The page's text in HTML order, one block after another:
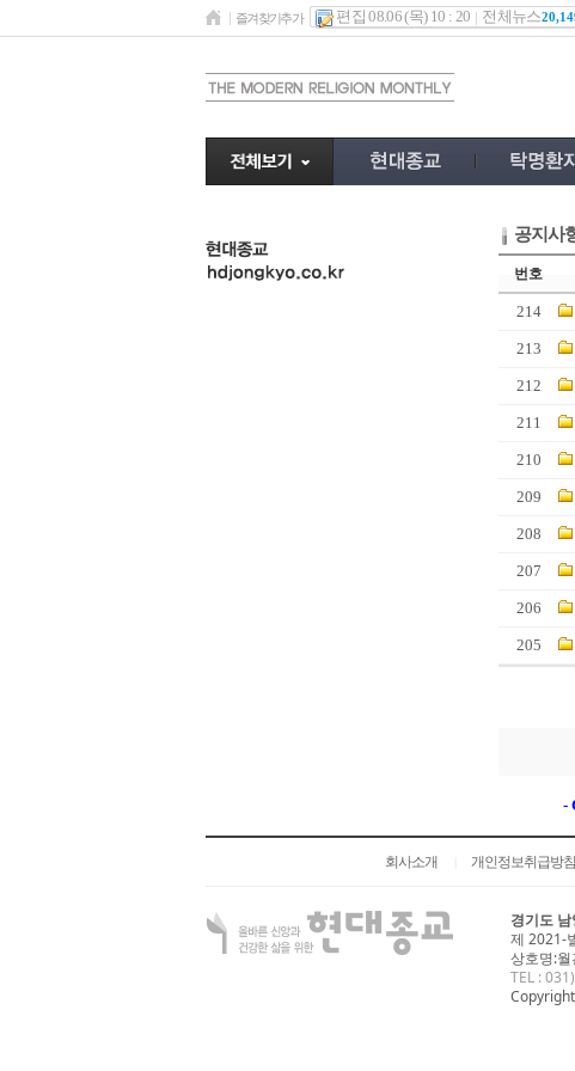
즐겨찾기추가 편집 08.06 (목) 10 : 20 전체뉴스
공지사
번호
214
213
212
211
210
209
208
207
206
205
-
회사소개 개인정보취급방침
경기도
제 2021-
상호명:
TEL : 031)